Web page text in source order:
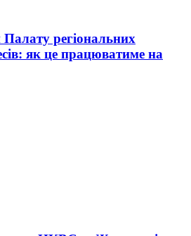
регіональних
як це працюватиме на